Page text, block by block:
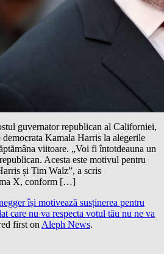
guvernator republican al Californiei,
democrata Kamala Harris la alegerile
viitoare. „Voi fi întotdeauna un
Acesta este motivul pentru
și Tim Walz”, a scris
X, conform […]
își motivează susținerea pentru
care nu va respecta votul tău nu ne va
first on Aleph News.